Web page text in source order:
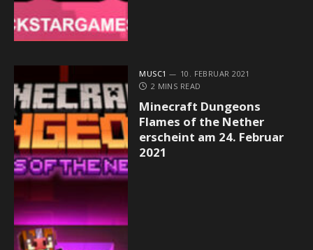
MUSC1
10. FEBRUAR 2021
2 MINS READ
Minecraft Dungeons
Flames of the Nether
erscheint am 24. Februar
2021